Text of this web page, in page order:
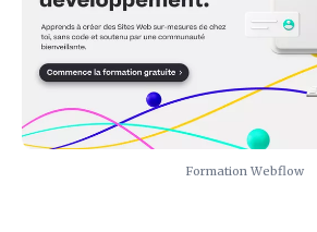
Formation Webflow